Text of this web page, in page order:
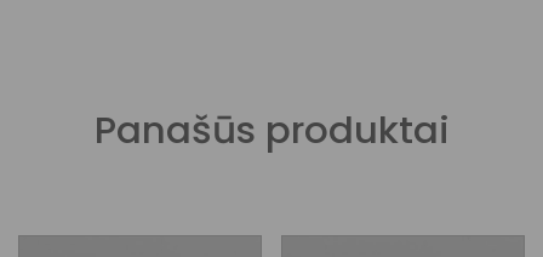
Panašūs produktai